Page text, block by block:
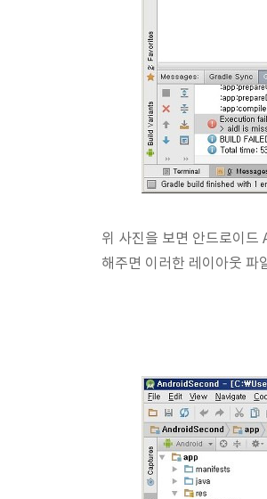
위 사진을 보면 안드로이드
해주면 이러한 레이아웃 파